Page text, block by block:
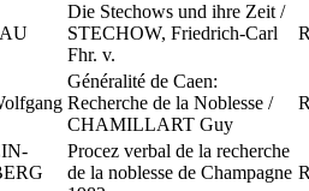
Die Stechows und ihre Zeit /
STECHOW, Friedrich-Carl
Fhr. v.
Généralité de Caen:
Recherche de la Noblesse /
CHAMILLART Guy
Procez verbal de la recherche
de la noblesse de Champagne